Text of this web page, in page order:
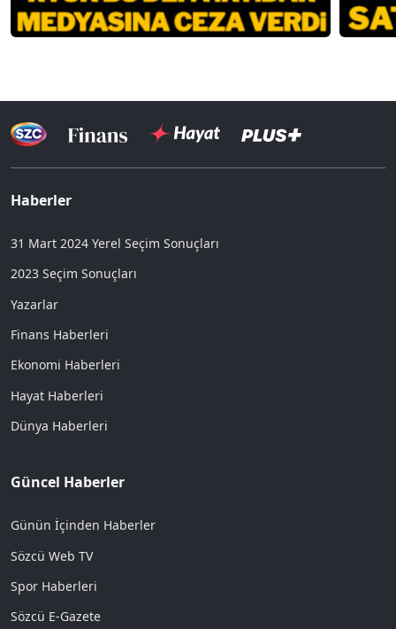
Haberler
31 Mart 2024 Yerel Seçim Sonuçları
2023 Seçim Sonuçları
Yazarlar
Finans Haberleri
Ekonomi Haberleri
Hayat Haberleri
Dünya Haberleri
Güncel Haberler
Günün İçinden Haberler
Sözcü Web TV
Spor Haberleri
Sözcü E-Gazete